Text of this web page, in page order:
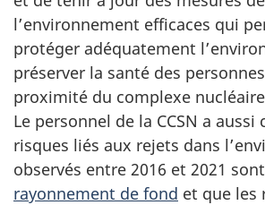
l’environnement efficaces qui
protéger adéquatement
préserver la santé des
proximité du complexe
Le personnel de la CCSN a
risques liés aux rejets dans
observés entre 2016 et 2021
rayonnement de fond et que les